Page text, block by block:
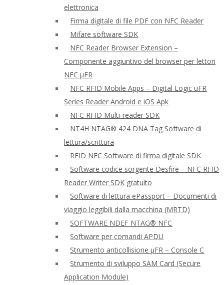
elettronica
Firma digitale di file PDF con NFC Reader
Mifare software SDK
NFC Reader Browser Extension –
Componente aggiuntivo del browser per lettori
NFC μFR
NFC RFID Mobile Apps – Digital Logic uFR
Series Reader Android e iOS Apk
NFC RFID Multi-reader SDK
NT4H NTAG® 424 DNA Tag Software di
lettura/scrittura
RFID NFC Software di firma digitale SDK
Software codice sorgente Desfire – NFC RFID
Reader Writer SDK gratuito
Software di lettura ePassport – Documenti di
viaggio leggibili dalla macchina (MRTD)
SOFTWARE NDEF NTAG® NFC
Software per comandi APDU
Strumento anticollisione μFR – Console C
Strumento di sviluppo SAM Card (Secure
Application Module)